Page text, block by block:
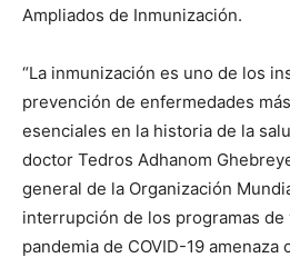
Ampliados de Inmunización.
“La inmunización es uno de los
prevención de enfermedades
esenciales en la historia de la
doctor Tedros Adhanom
general de la Organización
interrupción de los programas de
pandemia de COVID-19 amenaza